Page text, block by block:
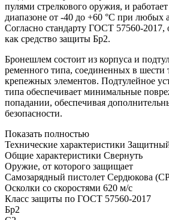
пулями стрелкового оружия, и
диапазоне от -40 до +60 °C при любых
Согласно стандарту ГОСТ 57560-2017,
как средство защиты Бр2.
Бронешлем состоит из корпуса и
ременного типа, соединенных в
крепежных элементов. Подтулейное
типа обеспечивает минимальные
попадании, обеспечивая
безопасности.
Показать полностью
Технические характеристики
Общие характеристики Свернуть
Оружие, от которого защищает
Самозарядный пистолет Сердюкова
Осколки со скоростями 620 м/с
Класс защиты по ГОСТ 57560-2017
Бр2